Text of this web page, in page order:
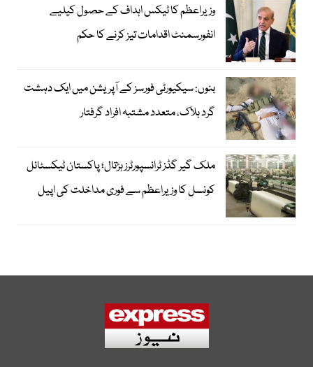
وزیراعظم کا ٹیکس اہداف کے حصول کیلیے
انفورسمنٹ اقدامات تیز کرنے کا حکم
بنوں: سیکیورٹی فورسز کے آپریشن میں ایک دہشت
گرد ہلاک، متعدد مشتبہ افراد گرفتار
ملک گیر گڈز ٹرانسپورٹرز ہڑتال؛ پاکستان ٹیکسٹائل
کونسل کا وزیراعظم سے فوری مداخلت کی اپیل